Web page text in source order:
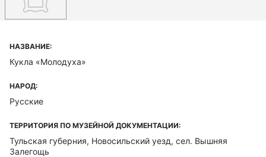
НАЗВАНИЕ:
Кукла «Молодуха»
НАРОД:
Русские
ТЕРРИТОРИЯ ПО МУЗЕЙНОЙ ДОКУМЕНТАЦИИ:
Тульская губерния, Новосильский уезд, сел. Вышняя
Залегощь